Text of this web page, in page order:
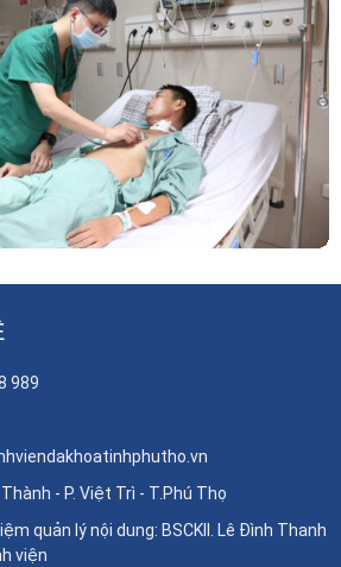
Soi Thay Van Tim – Bước Tiến
Khoa Phẫu Thuật Tim Mạch
BVĐK Tỉnh Phú Thọ
989
- P. Việt Trì - T.Phú Thọ
quản lý nội dung: BSCKII. Lê Đình Thanh
viện